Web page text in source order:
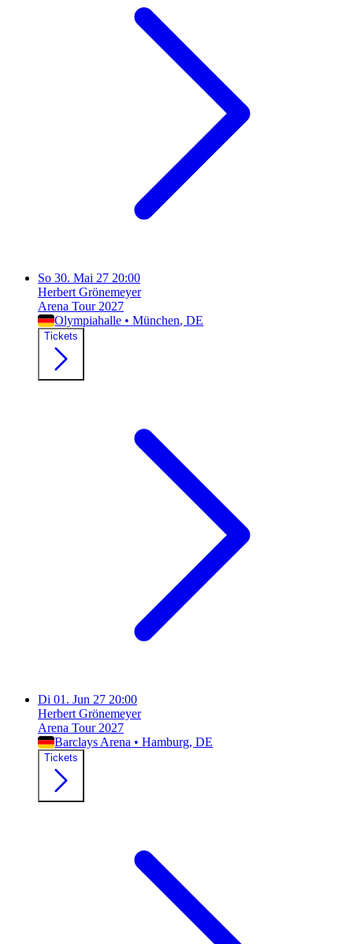
So 30. Mai 27 20:00
Herbert Grönemeyer
Arena Tour 2027
Olympiahalle • München, DE
Tickets
Di 01. Jun 27 20:00
Herbert Grönemeyer
Arena Tour 2027
Barclays Arena • Hamburg, DE
Tickets